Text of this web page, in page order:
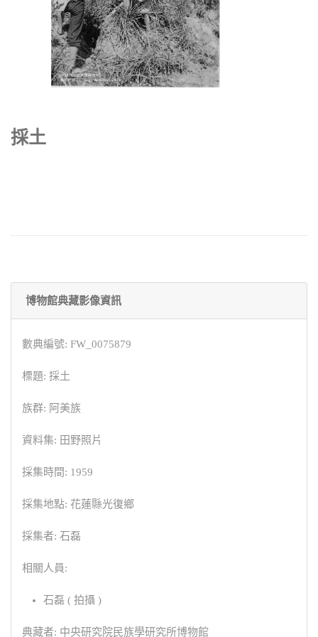
採土
博物館典藏影像資訊
數典編號: FW_0075879
標題: 採土
族群: 阿美族
資料集: 田野照片
採集時間: 1959
採集地點: 花蓮縣光復鄉
採集者: 石磊
相關人員:
石磊 ( 拍攝 )
典藏者: 中央研究院民族學研究所博物館